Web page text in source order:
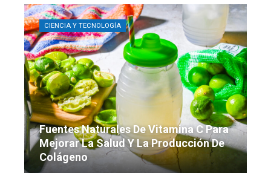
CIENCIA Y TECNOLOGÍA
Fuentes Naturales De Vitamina C Para
Mejorar La Salud Y La Producción De
Colágeno